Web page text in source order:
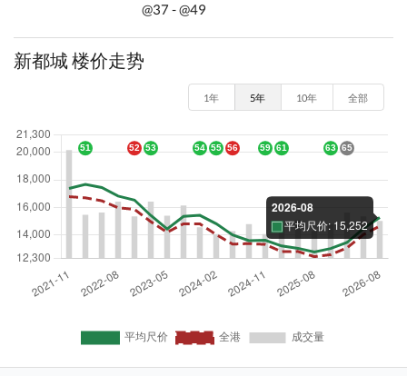
@37 - @49
新都城 楼价走势
1年 5年 10年 全部